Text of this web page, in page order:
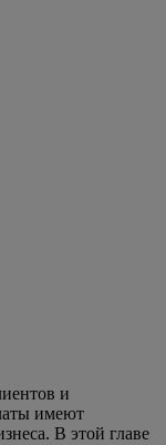
и
имеют
В этой главе